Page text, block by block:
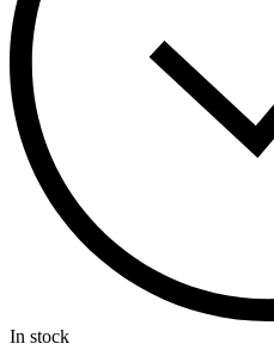
In stock